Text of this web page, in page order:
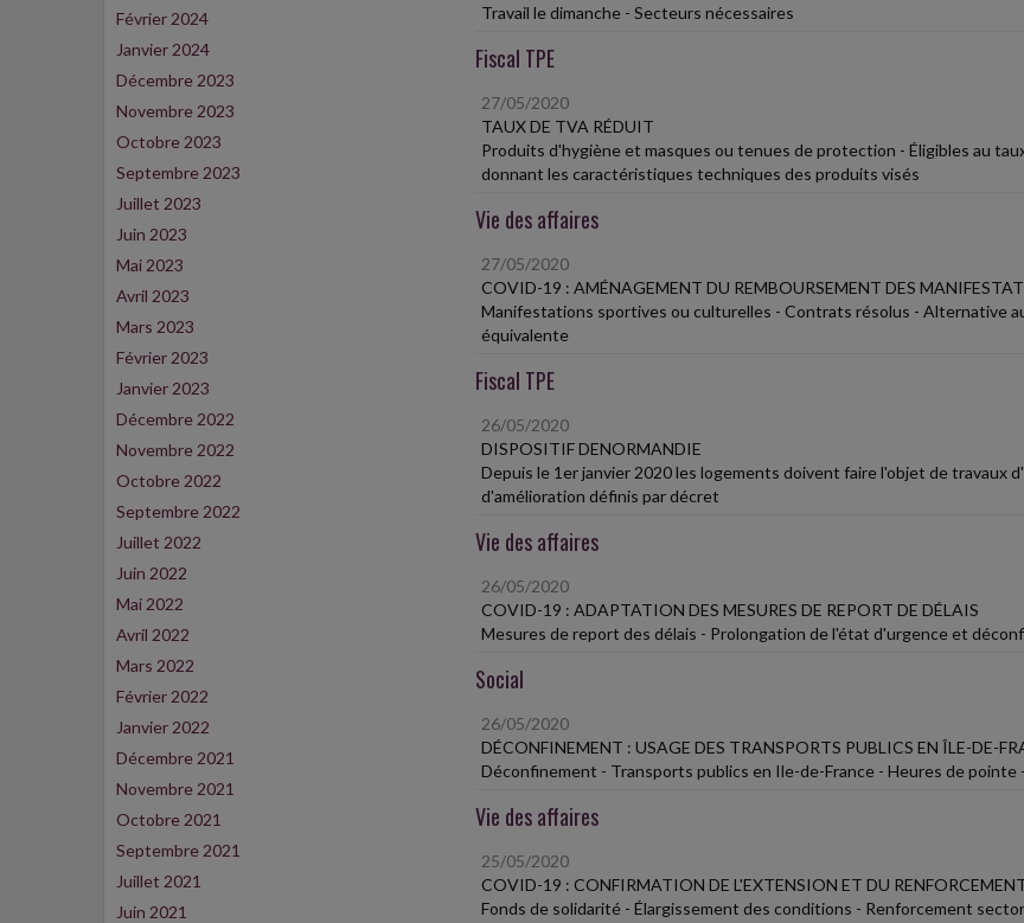
Février 2024
Janvier 2024
Décembre 2023
Novembre 2023
Octobre 2023
Septembre 2023
Juillet 2023
Juin 2023
Mai 2023
Avril 2023
Mars 2023
Février 2023
Janvier 2023
Décembre 2022
Novembre 2022
Octobre 2022
Septembre 2022
Juillet 2022
Juin 2022
Mai 2022
Avril 2022
Mars 2022
Février 2022
Janvier 2022
Décembre 2021
Novembre 2021
Octobre 2021
Septembre 2021
Juillet 2021
Juin 2021
Travail le dimanche - Secteurs nécessaires
Fiscal TPE
27/05/2020
TAUX DE TVA RÉDUIT
Produits d'hygiène et masques ou tenues de protection - Éligibles au
donnant les caractéristiques techniques des produits visés
Vie des affaires
27/05/2020
COVID-19 : AMÉNAGEMENT DU REMBOURSEMENT DES
Manifestations sportives ou culturelles - Contrats résolus - Alternative
équivalente
Fiscal TPE
26/05/2020
DISPOSITIF DENORMANDIE
Depuis le 1er janvier 2020 les logements doivent faire l'objet de travaux
d'amélioration définis par décret
Vie des affaires
26/05/2020
COVID-19 : ADAPTATION DES MESURES DE REPORT DE DÉLAIS
Mesures de report des délais - Prolongation de l'état d'urgence et
Social
26/05/2020
DÉCONFINEMENT : USAGE DES TRANSPORTS PUBLICS EN ÎLE-DE-
Déconfinement - Transports publics en Ile-de-France - Heures de
Vie des affaires
25/05/2020
COVID-19 : CONFIRMATION DE L'EXTENSION ET DU
Fonds de solidarité - Élargissement des conditions - Renforcement